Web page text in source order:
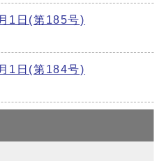
1日(第185号)
1日(第184号)